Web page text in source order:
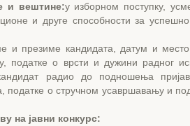
и вештине:у изборном поступку,
и друге способности за
и презиме кандидата, датум и
податке о врсти и дужини радног
радио до подношења
податке о стручном усавршавању и
на јавни конкурс: